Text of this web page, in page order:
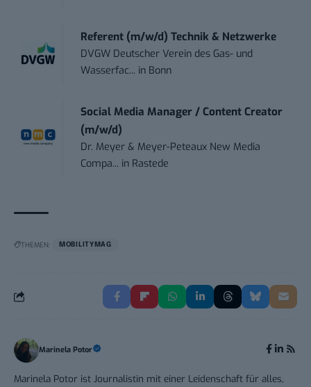
Referent (m/w/d) Technik & Netzwerke
DVGW Deutscher Verein des Gas- und
Wasserfac... in Bonn
Social Media Manager / Content Creator
(m/w/d)
Dr. Meyer & Meyer-Peteaux New Media
Compa... in Rastede
THEMEN: MOBILITYMAG
Marinela Potor
Marinela Potor ist Journalistin mit einer Leidenschaft für alles,